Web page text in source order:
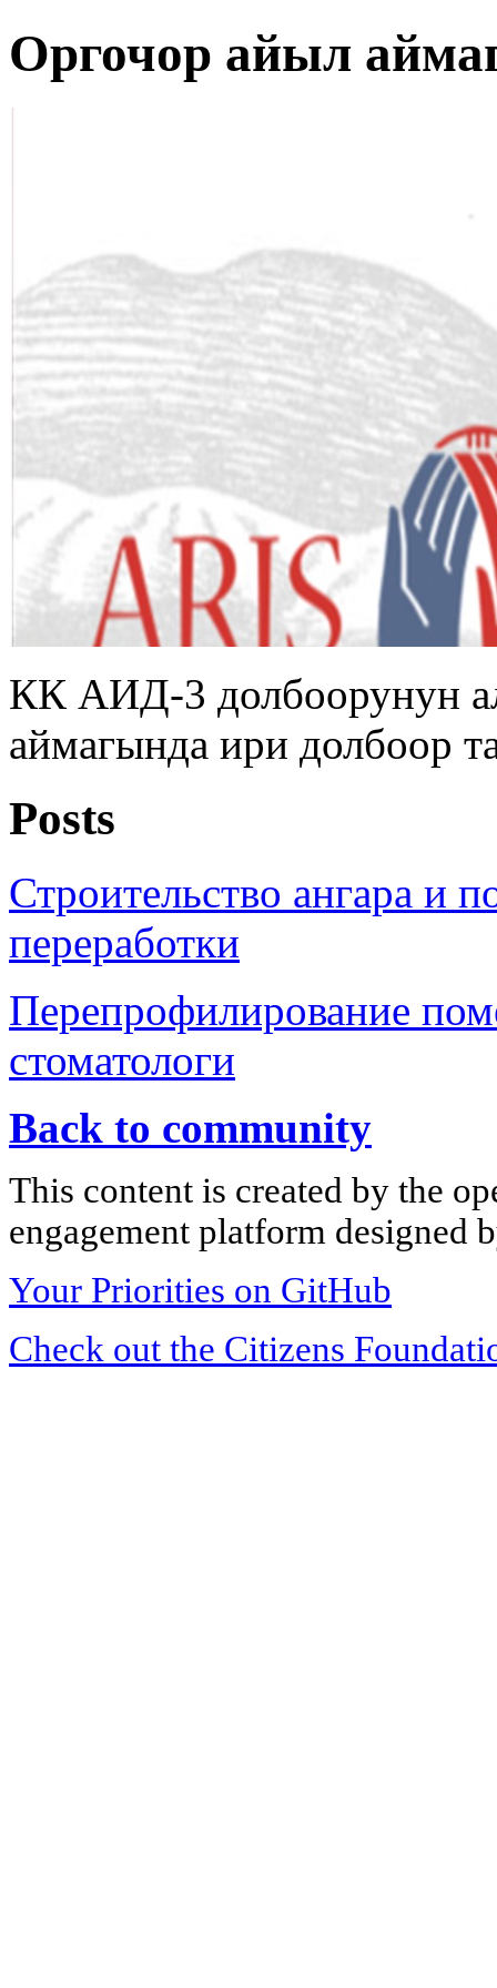
Оргочор айыл
КК АИД-3 долбоорунун
аймагында ири долбоор
Posts
Строительство ангара и
переработки
Перепрофилирование
стоматологи
Back to community
This content is created by the
engagement platform designed
Your Priorities on GitHub
Check out the Citizens